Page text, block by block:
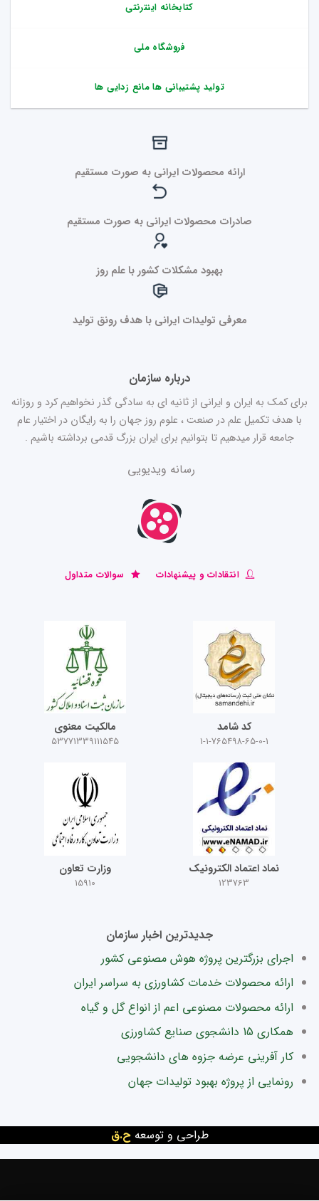
کتابخانه اینترنتی
فروشگاه ملی
تولید پشتیبانی ها مانع زدایی ها
ارائه محصولات ایرانی به صورت مستقیم
صادرات محصولات ایرانی به صورت مستقیم
بهبود مشکلات کشور با علم روز
معرفی تولیدات ایرانی با هدف رونق تولید
درباره سازمان
برای کمک به ایران و ایرانی از ثانیه ای به سادگی گذر نخواهیم کرد و روزانه
با هدف تکمیل علم در صنعت ، علوم روز جهان را به رایگان در اختیار عام
جامعه قرار میدهیم تا بتوانیم برای ایران بزرگ قدمی برداشته باشیم .
رسانه ویدیویی
انتقادات و پیشنهادات سوالات متداول
کد شامد
1-1-765498-65-0-1
مالکیت معنوی
53771339111545
نماد اعتماد الکترونیک
123763
وزارت تعاون
15910
جدیدترین اخبار سازمان
اجرای بزرگترین پروژه هوش مصنوعی کشور
ارائه محصولات خدمات کشاورزی به سراسر ایران
ارائه محصولات مصنوعی اعم از انواع گل و گیاه
همکاری 15 دانشجوی صنایع کشاورزی
کار آفرینی عرضه جزوه های دانشجویی
رونمایی از پروژه بهبود تولیدات جهان
طراحی و توسعه ح.ق